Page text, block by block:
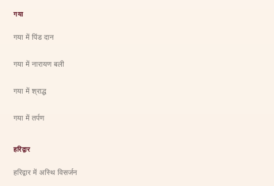
गया
गया में पिंड दान
गया में नारायण बली
गया में श्राद्ध
गया में तर्पण
हरिद्वार
हरिद्वार में अस्थि विसर्जन